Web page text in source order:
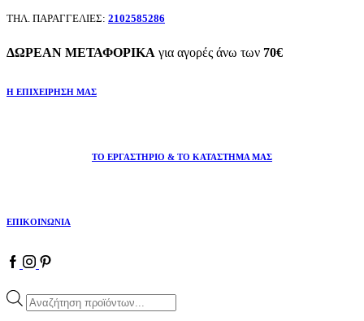
ΤΗΛ. ΠΑΡΑΓΓΕΛΙΕΣ: 2102585286
ΔΩΡΕΑΝ ΜΕΤΑΦΟΡΙΚΑ για αγορές άνω των 70€
Η ΕΠΙΧΕΙΡΗΣΗ ΜΑΣ
ΤΟ ΕΡΓΑΣΤΗΡΙΟ & ΤΟ ΚΑΤΑΣΤΗΜΑ ΜΑΣ
ΕΠΙΚΟΙΝΩΝΙΑ
Facebook
Instagram
Pinterest
Products
search